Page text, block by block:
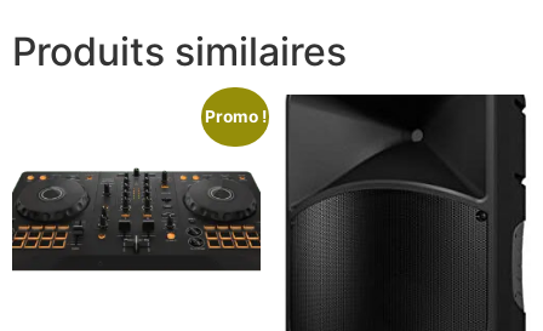
Produits similaires
Promo !